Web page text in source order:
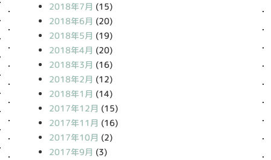
2018年7月 (15)
2018年6月 (20)
2018年5月 (19)
2018年4月 (20)
2018年3月 (16)
2018年2月 (12)
2018年1月 (14)
2017年12月 (15)
2017年11月 (16)
2017年10月 (2)
2017年9月 (3)